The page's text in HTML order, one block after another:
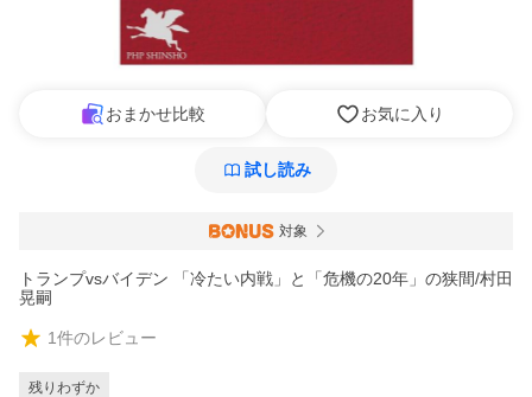
おまかせ比較 お気に入り
試し読み
対象
トランプvsバイデン 「冷たい内戦」と「危機の20年」の狭間/村田
晃嗣
1件のレビュー
残りわずか